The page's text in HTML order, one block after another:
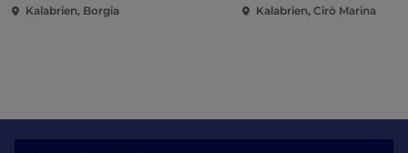
Kalabrien, Borgia Kalabrien, Cirò Marina